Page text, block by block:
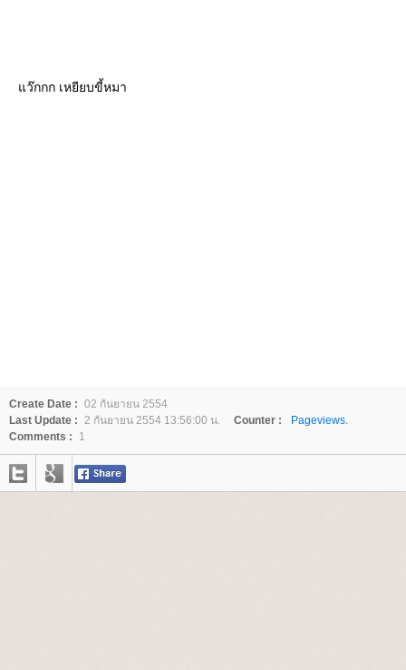
ว๊กกก เหยียบขี้หมา
Create Date : 02 กันยายน 2554
Last Update : 2 กันยายน 2554 13:56:00 น. Counter :
Pageviews.
Comments :
1